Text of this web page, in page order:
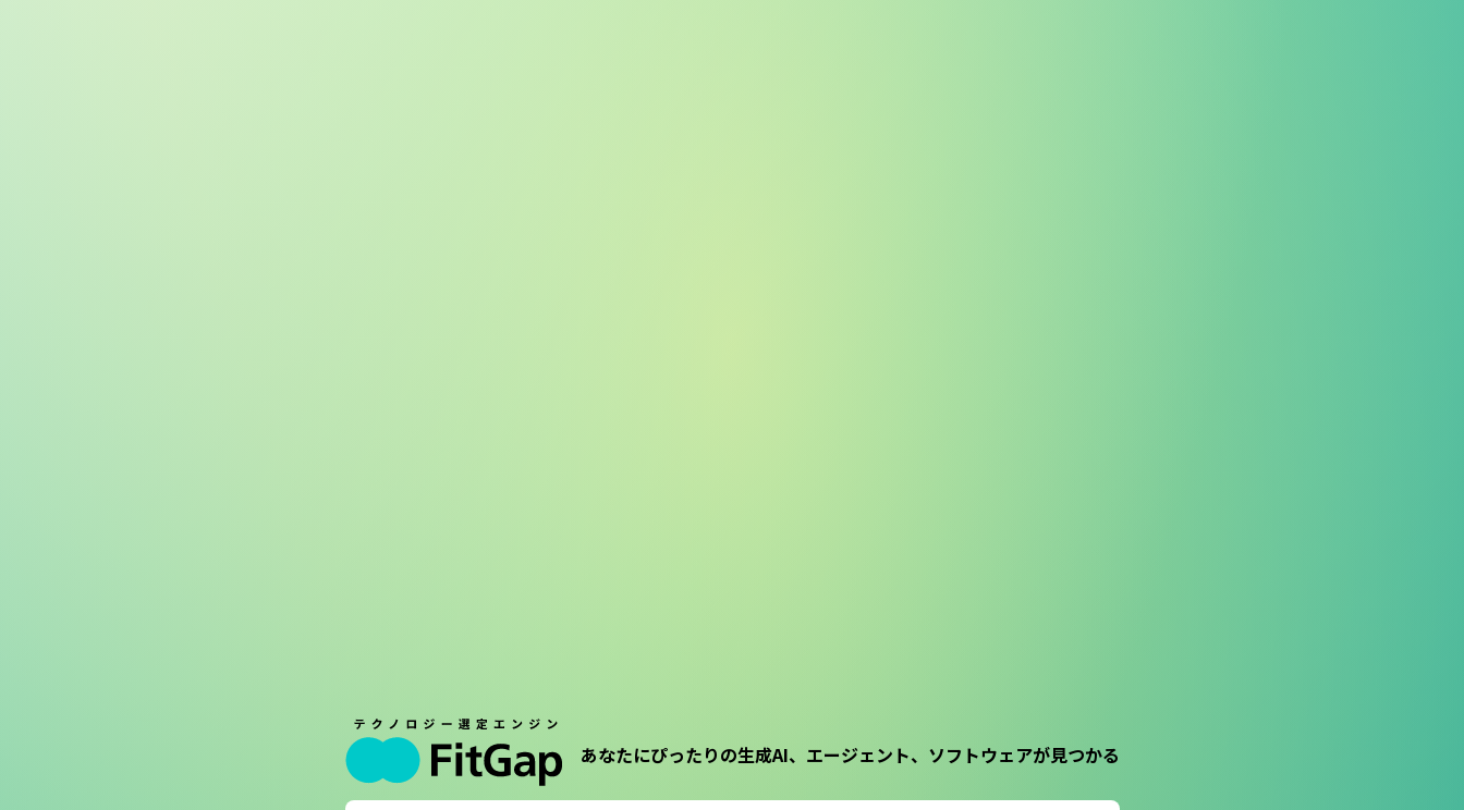
あなたにぴったりの生成AI、エージェント、ソフトウェアが見つかる